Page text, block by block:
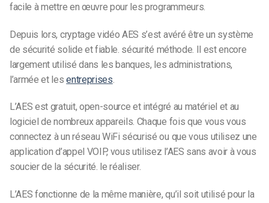
facile à mettre en œuvre pour les programmeurs.
Depuis lors, cryptage vidéo AES s’est avéré être un système
de sécurité solide et fiable. sécurité méthode. Il est encore
largement utilisé dans les banques, les administrations,
l’armée et lesentreprises
L’AES est gratuit, open-source et intégré au matériel et au
logiciel de nombreux appareils. Chaque fois que vous vous
connectez à un réseau WiFi sécurisé ou que vous utilisez une
application d’appel VOIP, vous utilisez l’AES sans avoir à vous
soucier de la sécurité. le réaliser.
L’AES fonctionne de la même manière, qu’il soit utilisé pour la